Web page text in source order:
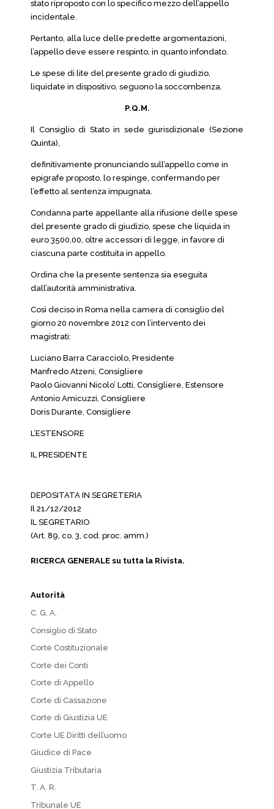
stato riproposto con lo specifico mezzo dell’appello
incidentale.
Pertanto, alla luce delle predette argomentazioni,
l’appello deve essere respinto, in quanto infondato.
Le spese di lite del presente grado di giudizio,
liquidate in dispositivo, seguono la soccombenza.
P.Q.M.
Il Consiglio di Stato in sede giurisdizionale (Sezione
Quinta),
definitivamente pronunciando sull’appello come in
epigrafe proposto, lo respinge, confermando per
l’effetto al sentenza impugnata.
Condanna parte appellante alla rifusione delle spese
del presente grado di giudizio, spese che liquida in
euro 3500,00, oltre accessori di legge, in favore di
ciascuna parte costituita in appello.
Ordina che la presente sentenza sia eseguita
dall’autorità amministrativa.
Così deciso in Roma nella camera di consiglio del
giorno 20 novembre 2012 con l’intervento dei
magistrati:
Luciano Barra Caracciolo, Presidente
Manfredo Atzeni, Consigliere
Paolo Giovanni Nicolo’ Lotti, Consigliere, Estensore
Antonio Amicuzzi, Consigliere
Doris Durante, Consigliere
L’ESTENSORE
IL PRESIDENTE
DEPOSITATA IN SEGRETERIA
Il 21/12/2012
IL SEGRETARIO
(Art. 89, co. 3, cod. proc. amm.)
RICERCA GENERALE su tutta la Rivista.
Autorità
C. G. A.
Consiglio di Stato
Corte Costituzionale
Corte dei Conti
Corte di Appello
Corte di Cassazione
Corte di Giustizia UE
Corte UE Diritti dell’uomo
Giudice di Pace
Giustizia Tributaria
T. A. R.
Tribunale UE